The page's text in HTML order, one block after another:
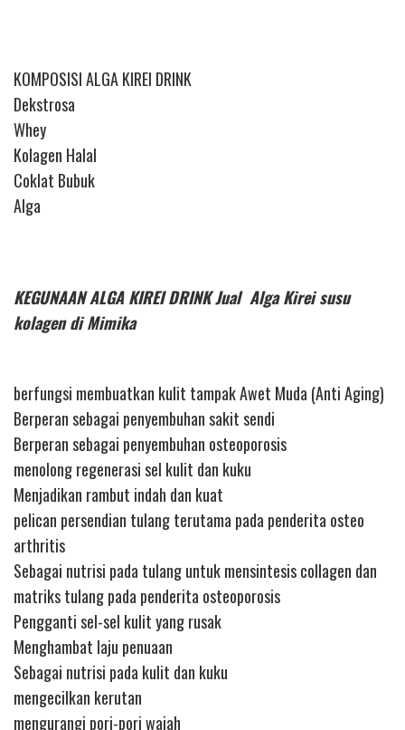
KOMPOSISI ALGA KIREI DRINK
Dekstrosa
Whey
Kolagen Halal
Coklat Bubuk
Alga
KEGUNAAN ALGA KIREI DRINK Jual Alga Kirei susu
kolagen di Mimika
berfungsi membuatkan kulit tampak Awet Muda (Anti Aging)
Berperan sebagai penyembuhan sakit sendi
Berperan sebagai penyembuhan osteoporosis
menolong regenerasi sel kulit dan kuku
Menjadikan rambut indah dan kuat
pelican persendian tulang terutama pada penderita osteo
arthritis
Sebagai nutrisi pada tulang untuk mensintesis collagen dan
matriks tulang pada penderita osteoporosis
Pengganti sel-sel kulit yang rusak
Menghambat laju penuaan
Sebagai nutrisi pada kulit dan kuku
mengecilkan kerutan
mengurangi pori-pori wajah